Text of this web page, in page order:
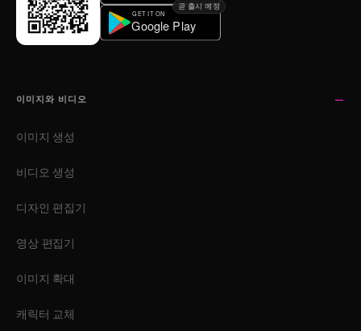
곧 출시 예정
이미지와 비디오
이미지 생성
비디오 생성
디자인 편집기
영상 편집기
이미지 확대
캐릭터 교체